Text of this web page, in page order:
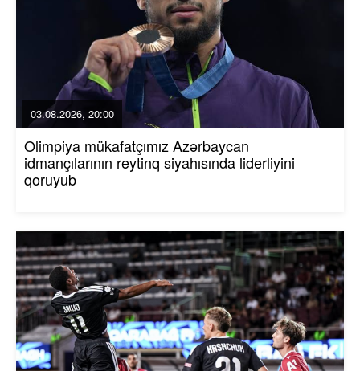
03.08.2026, 20:00
Olimpiya mükafatçımız Azərbaycan
idmançılarının reytinq siyahısında liderliyini
qoruyub